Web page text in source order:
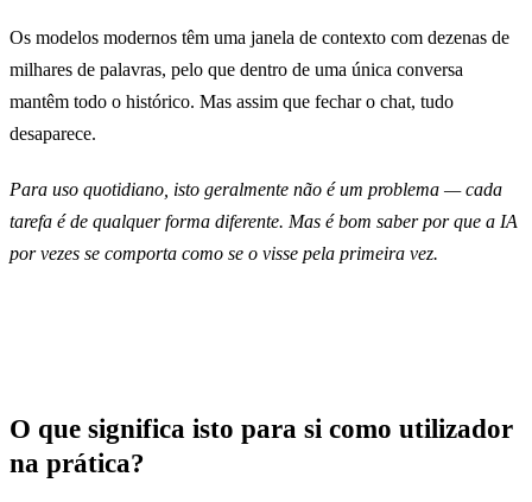
Os modelos modernos têm uma janela de contexto com dezenas de
milhares de palavras, pelo que dentro de uma única conversa
mantêm todo o histórico. Mas assim que fechar o chat, tudo
desaparece.
Para uso quotidiano, isto geralmente não é um problema — cada
tarefa é de qualquer forma diferente. Mas é bom saber por que a IA
por vezes se comporta como se o visse pela primeira vez.
O que significa isto para si como utilizador
na prática?